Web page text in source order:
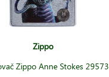
Zippo
Zippo Anne Stokes 29573